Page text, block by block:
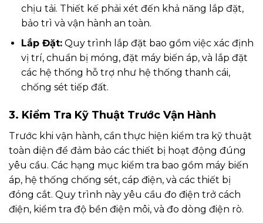
chịu tải. Thiết kế phải xét đến khả năng lắp đặt,
bảo trì và vận hành an toàn.
Lắp Đặt:Quy trình lắp đặt bao gồm việc xác định
vị trí, chuẩn bị móng, đặt máy biến áp, và lắp đặt
các hệ thống hỗ trợ như hệ thống thanh cái,
chống sét tiếp đất.
3. Kiểm Tra Kỹ Thuật Trước Vận Hành
Trước khi vận hành, cần thực hiện kiểm tra kỹ thuật
toàn diện để đảm bảo các thiết bị hoạt động đúng
yêu cầu. Các hạng mục kiểm tra bao gồm máy biến
áp, hệ thống chống sét, cáp điện, và các thiết bị
đóng cắt. Quy trình này yêu cầu đo điện trở cách
điện, kiểm tra độ bền điện môi, và đo dòng điện rò.